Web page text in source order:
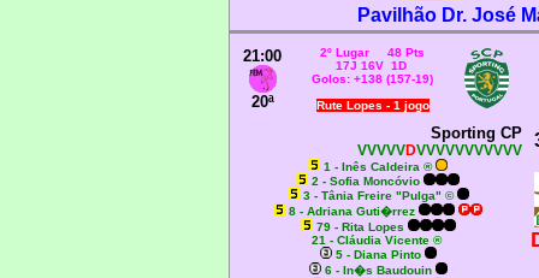
Pavilhão Dr. José
21:00
20ª
2º Lugar 48 Pts
17J 16V 1D
Golos: +138 (157-19)
Rute Lopes - 1 jogo
Sporting CP
VVVVVDVVVVVVVVVVV
1 - Inês Caldeira ®
2 - Sofia Moncóvio
3 - Tânia Freire "Pulga" ©
8 - Adriana Guti�rrez
79 - Rita Lopes
21 - Cláudia Vicente ®
5 - Diana Pinto
6 - In�s Baudouin